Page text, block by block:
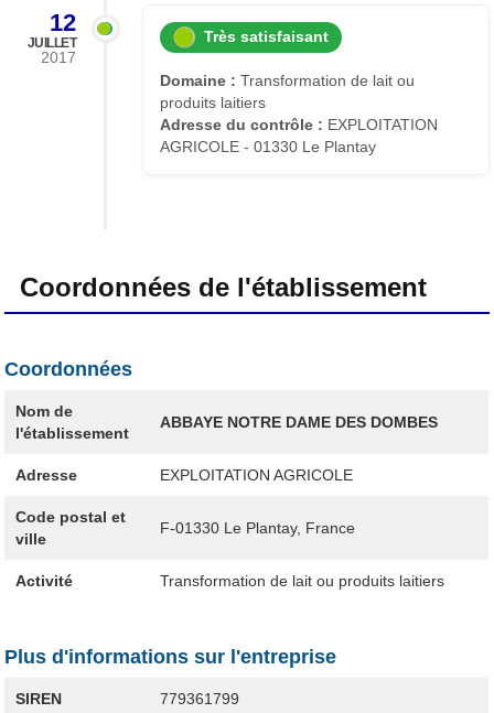
12
JUILLET
2017
Très satisfaisant
Domaine : Transformation de lait ou
produits laitiers
Adresse du contrôle : EXPLOITATION
AGRICOLE - 01330 Le Plantay
Coordonnées de l'établissement
Coordonnées
Nom de
l'établissement
ABBAYE NOTRE DAME DES DOMBES
Adresse EXPLOITATION AGRICOLE
Code postal et
ville
F-01330 Le Plantay, France
Activité Transformation de lait ou produits laitiers
Plus d'informations sur l'entreprise
SIREN 779361799